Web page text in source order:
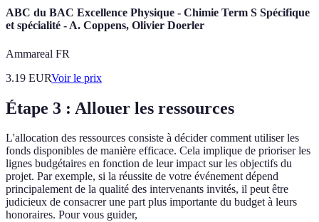
ABC du BAC Excellence Physique - Chimie Term S Spécifique
et spécialité - A. Coppens, Olivier Doerler
Ammareal FR
3.19 EURVoir le prix
Étape 3 : Allouer les ressources
L'allocation des ressources consiste à décider comment utiliser les
fonds disponibles de manière efficace. Cela implique de prioriser les
lignes budgétaires en fonction de leur impact sur les objectifs du
projet. Par exemple, si la réussite de votre événement dépend
principalement de la qualité des intervenants invités, il peut être
judicieux de consacrer une part plus importante du budget à leurs
honoraires. Pour vous guider,